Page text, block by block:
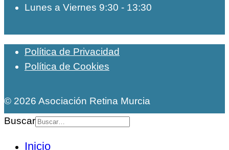
Lunes a Viernes 9:30 - 13:30
Política de Privacidad
Política de Cookies
© 2026 Asociación Retina Murcia
Buscar
Inicio